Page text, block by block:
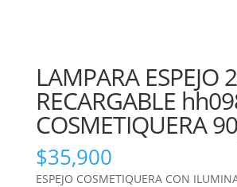
LAMPARA ESPEJO
RECARGABLE
COSMETIQUERA
$35,900
ESPEJO COSMETIQUERA CON